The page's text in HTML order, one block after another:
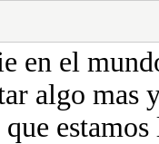
en el
algo mas